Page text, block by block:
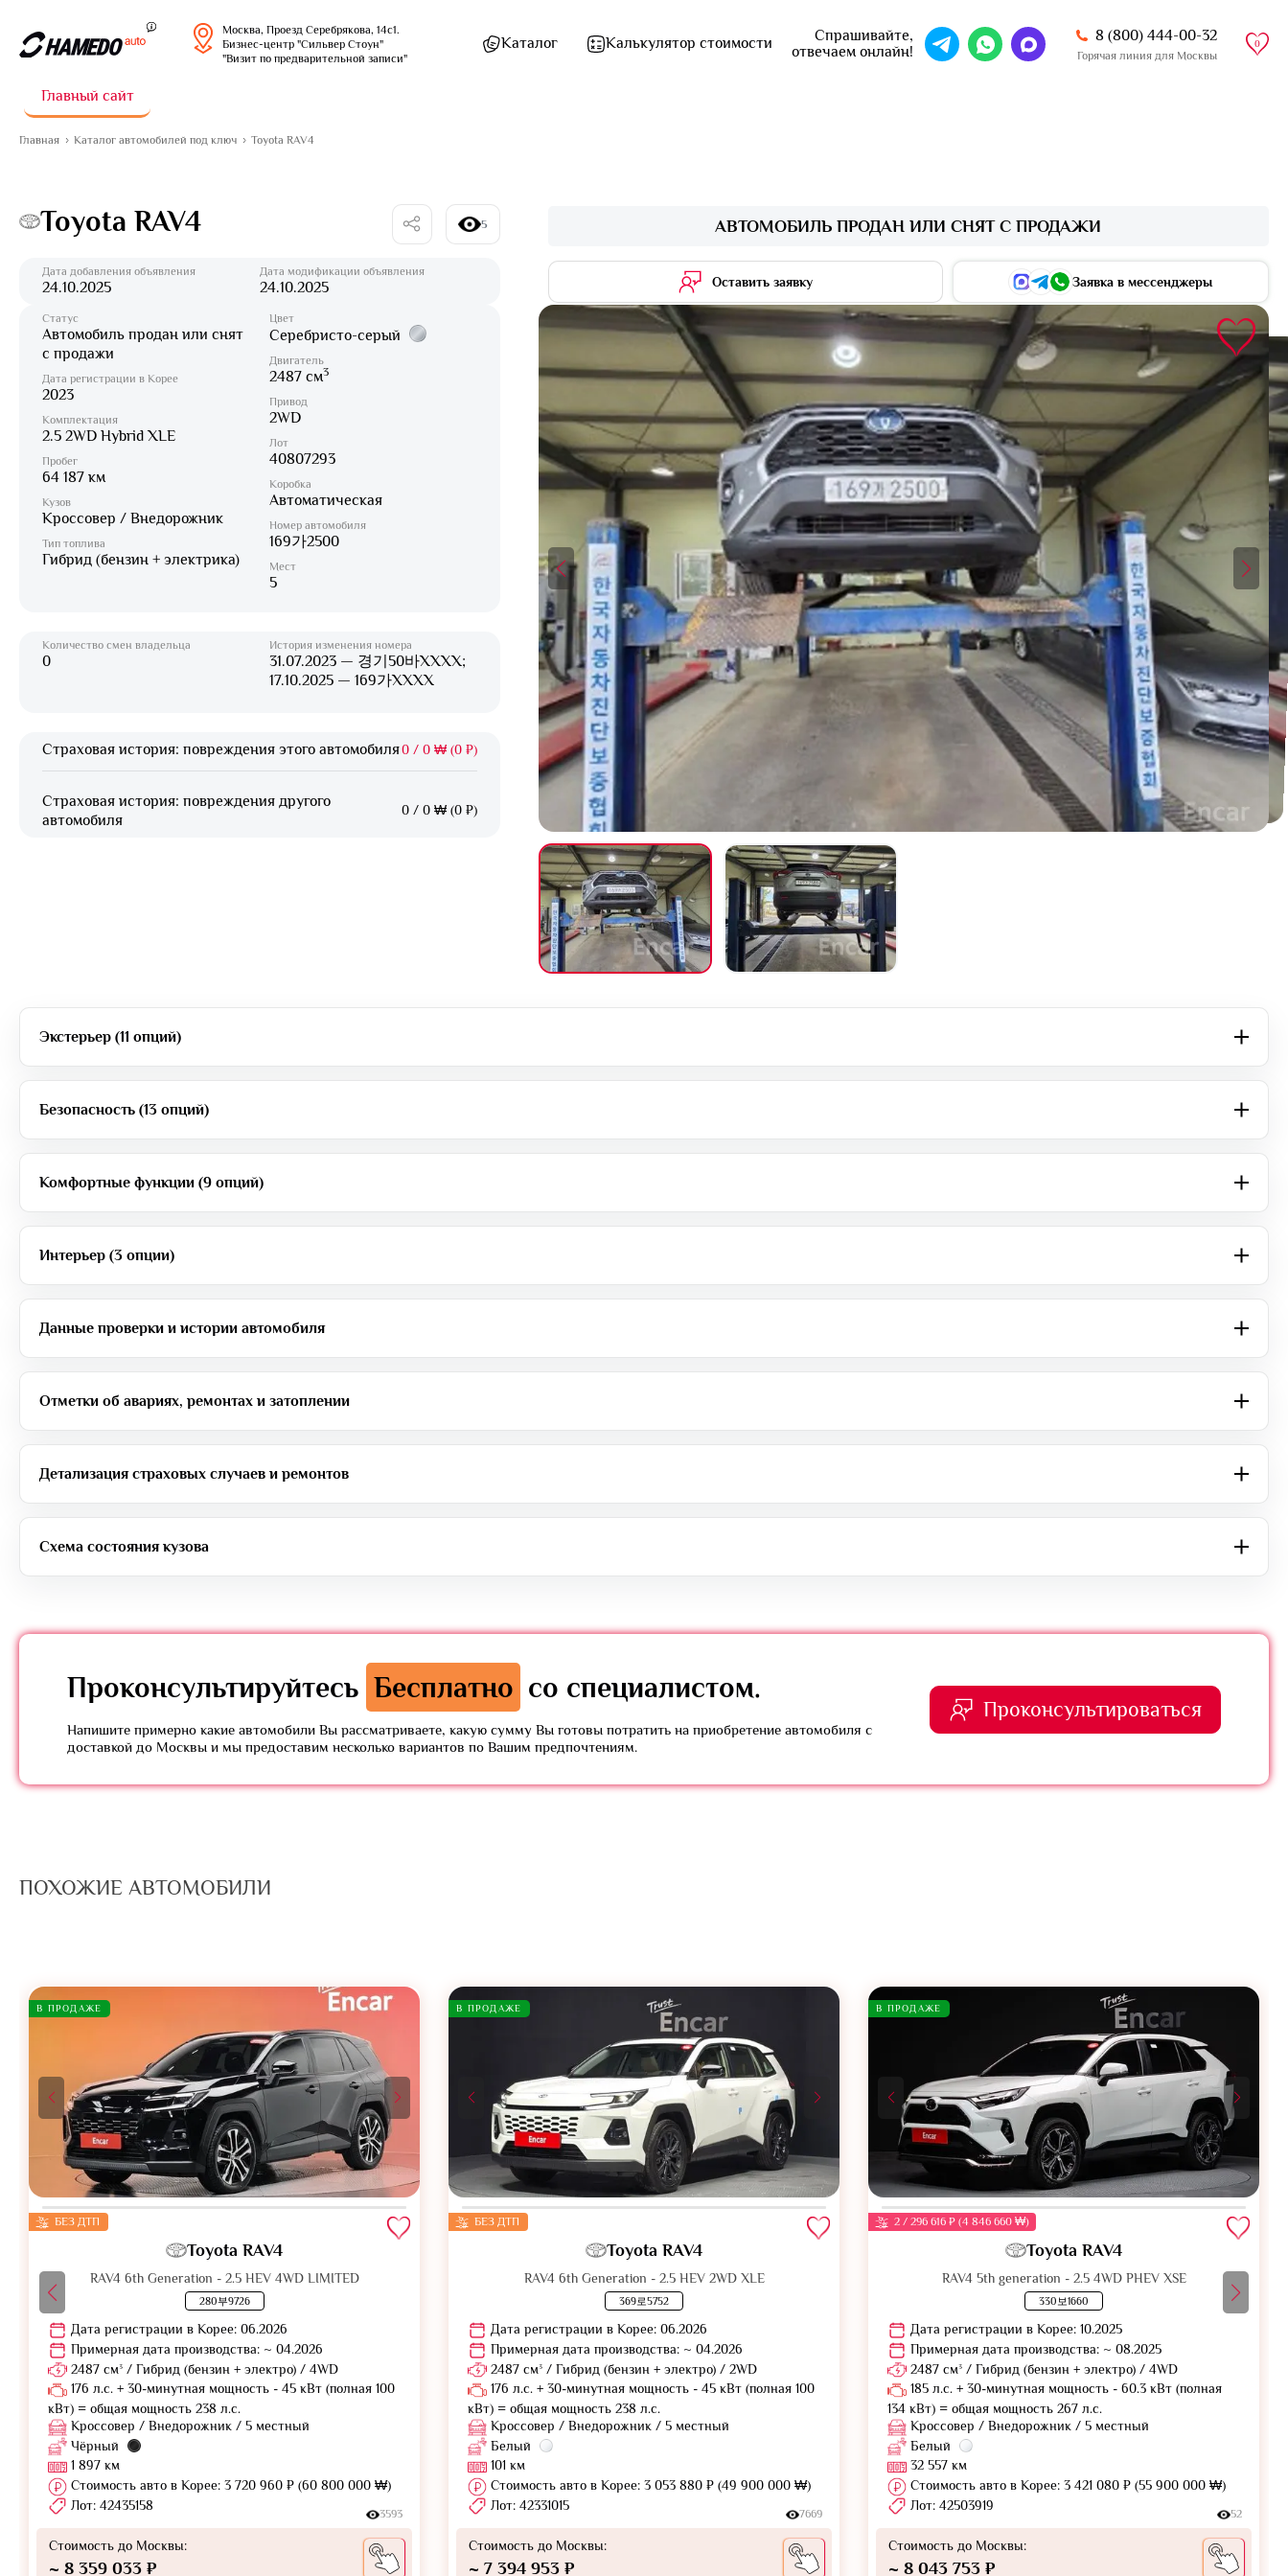
Москва, Проезд Серебрякова, 14с1.
Бизнес-центр "Сильвер Стоун"
"Визит по предварительной записи"
Каталог Калькулятор стоимости
Спрашивайте,
отвечаем онлайн!
8 (800) 444-00-32
Горячая линия для Москвы
0
Главный сайт
Главная Каталог автомобилей под ключ Toyota RAV4
Toyota RAV4 5
Дата добавления объявления
24.10.2025
Дата модификации объявления
24.10.2025
АВТОМОБИЛЬ ПРОДАН ИЛИ СНЯТ С ПРОДАЖИ
Оставить заявку Заявка в мессенджеры
Статус
Автомобиль продан или снят
с продажи
Дата регистрации в Корее
2023
Комплектация
2.5 2WD Hybrid XLE
Пробег
64 187 км
Кузов
Кроссовер / Внедорожник
Тип топлива
Гибрид (бензин + электрика)
Цвет
Серебристо-серый
Двигатель
2487 см3
Привод
2WD
Лот
40807293
Коробка
Автоматическая
Номер автомобиля
169가2500
Мест
5
Количество смен владельца
0
История изменения номера
31.07.2023 — 경기50바XXXX;
17.10.2025 — 169가XXXX
Страховая история: повреждения этого автомобиля0 / 0 ₩ (0 ₽)
Страховая история: повреждения другого
автомобиля
0 / 0 ₩ (0 ₽)
Экстерьер (11 опций)
Безопасность (13 опций)
Комфортные функции (9 опций)
Интерьер (3 опции)
Данные проверки и истории автомобиля
Отметки об авариях, ремонтах и затоплении
Детализация страховых случаев и ремонтов
Схема состояния кузова
Проконсультируйтесь Бесплатно со специалистом.
Напишите примерно какие автомобили Вы рассматриваете, какую сумму Вы готовы потратить на приобретение автомобиля с
доставкой до Москвы и мы предоставим несколько вариантов по Вашим предпочтениям.
Проконсультироваться
ПОХОЖИЕ АВТОМОБИЛИ
В ПРОДАЖЕ
БЕЗ ДТП
Toyota RAV4
RAV4 6th Generation - 2.5 HEV 4WD LIMITED
280부9726
Дата регистрации в Корее: 06.2026
Примерная дата производства: ~ 04.2026
2487 см³ / Гибрид (бензин + электро) / 4WD
176 л.с. + 30-минутная мощность - 45 кВт (полная 100
кВт) = общая мощность 238 л.с.
Кроссовер / Внедорожник / 5 местный
Чёрный
1 897 км
Стоимость авто в Корее: 3 720 960 ₽ (60 800 000 ₩)
Лот: 42435158
3593
Стоимость до Москвы:
~ 8 359 033 ₽
В ПРОДАЖЕ
БЕЗ ДТП
Toyota RAV4
RAV4 6th Generation - 2.5 HEV 2WD XLE
369로5752
Дата регистрации в Корее: 06.2026
Примерная дата производства: ~ 04.2026
2487 см³ / Гибрид (бензин + электро) / 2WD
176 л.с. + 30-минутная мощность - 45 кВт (полная 100
кВт) = общая мощность 238 л.с.
Кроссовер / Внедорожник / 5 местный
Белый
101 км
Стоимость авто в Корее: 3 053 880 ₽ (49 900 000 ₩)
Лот: 42331015
7669
Стоимость до Москвы:
~ 7 394 953 ₽
В ПРОДАЖЕ
2 / 296 616 ₽ (4 846 660 ₩)
Toyota RAV4
RAV4 5th generation - 2.5 4WD PHEV XSE
330보1660
Дата регистрации в Корее: 10.2025
Примерная дата производства: ~ 08.2025
2487 см³ / Гибрид (бензин + электро) / 4WD
185 л.с. + 30-минутная мощность - 60.3 кВт (полная
134 кВт) = общая мощность 267 л.с.
Кроссовер / Внедорожник / 5 местный
Белый
32 557 км
Стоимость авто в Корее: 3 421 080 ₽ (55 900 000 ₩)
Лот: 42503919
52
Стоимость до Москвы:
~ 8 043 753 ₽